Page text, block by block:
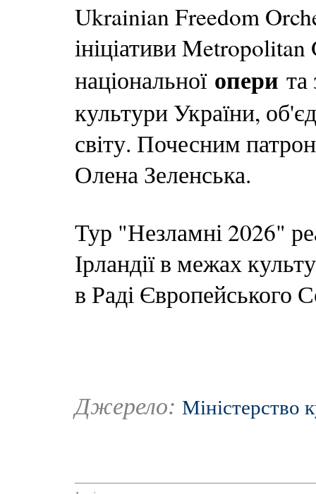
Ukrainian Freedom
ініціативи
національної опери та
культури України,
світу. Почесним
Олена Зеленська.
Тур "Незламні 2026"
Ірландії в межах
в Раді Європейського
Джерело: Міністерство